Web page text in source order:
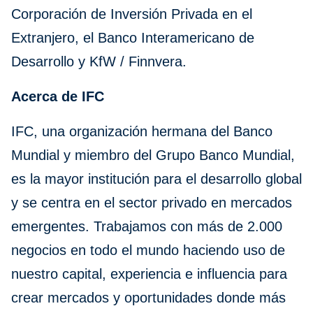
Corporación de Inversión Privada en el
Extranjero, el Banco Interamericano de
Desarrollo y KfW / Finnvera.
Acerca de IFC
IFC, una organización hermana del Banco
Mundial y miembro del Grupo Banco Mundial,
es la mayor institución para el desarrollo global
y se centra en el sector privado en mercados
emergentes. Trabajamos con más de 2.000
negocios en todo el mundo haciendo uso de
nuestro capital, experiencia e influencia para
crear mercados y oportunidades donde más